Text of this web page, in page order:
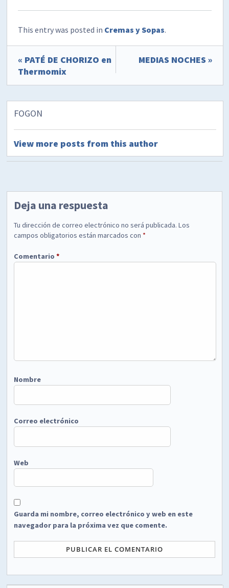
This entry was posted in Cremas y Sopas.
« PATÉ DE CHORIZO en
Thermomix
MEDIAS NOCHES »
FOGON
View more posts from this author
Deja una respuesta
Tu dirección de correo electrónico no será publicada. Los
campos obligatorios están marcados con *
Comentario*
Nombre
Correo electrónico
Web
Guarda mi nombre, correo electrónico y web en este
navegador para la próxima vez que comente.